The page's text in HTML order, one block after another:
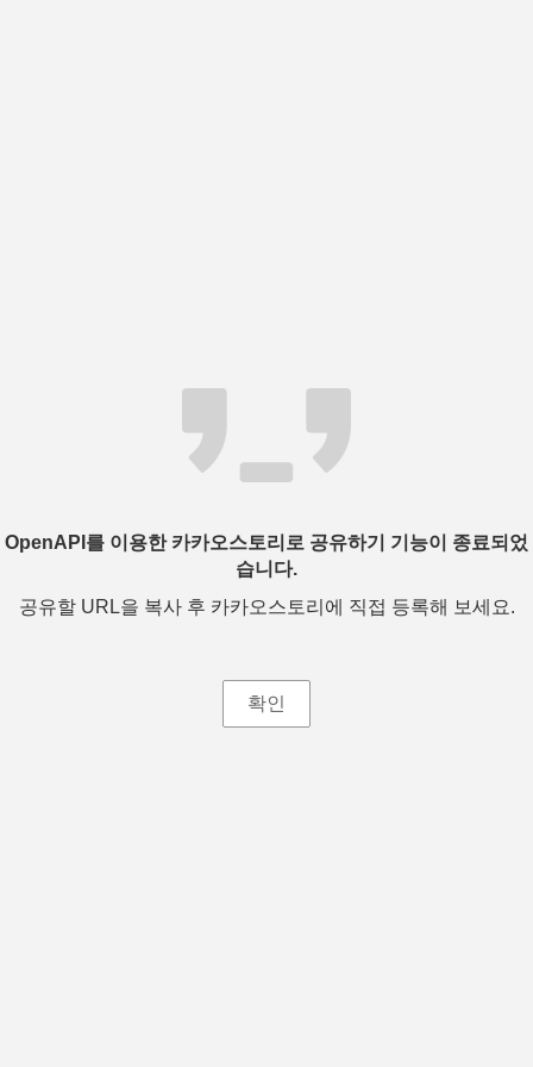
OpenAPI를 이용한 카카오스토리로 공유하기 기능이 종료되었
습니다.
공유할 URL을 복사 후 카카오스토리에 직접 등록해 보세요.
확인